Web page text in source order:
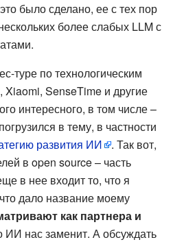
было сделано, ее с тех пор
более слабых LLM с
туре по технологическим
SenseTime и другие
интересного, в том числе –
в тему, в частности
развития ИИ
. Так вот,
в open source – часть
в нее входит то, что я
дало название моему
как партнера и
ИИ нас заменит. А обсуждать